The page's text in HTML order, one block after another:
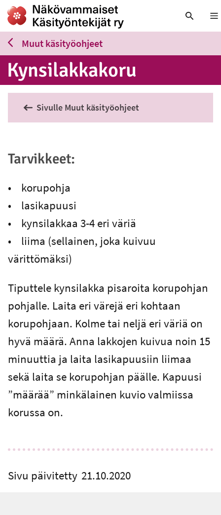
Muut käsityöohjeet
Kyn­si­lak­ka­ko­ru
Sivulle Muut käsityöohjeet
Tarvikkeet:
• korupohja
• lasikapuusi
• kynsilakkaa 3-4 eri väriä
• liima (sellainen, joka kuivuu
värittömäksi)
Tiputtele kynsilakka pisaroita korupohjan
pohjalle. Laita eri värejä eri kohtaan
korupohjaan. Kolme tai neljä eri väriä on
hyvä määrä. Anna lakkojen kuivua noin 15
minuuttia ja laita lasikapuusiin liimaa
sekä laita se korupohjan päälle. Kapuusi
”määrää” minkälainen kuvio valmiissa
korussa on.
Sivu päivitetty 21.10.2020